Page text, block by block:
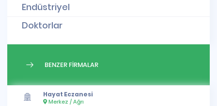
Endüstriyel
Doktorlar
BENZER FİRMALAR
Hayat Eczanesi
Merkez / Ağrı